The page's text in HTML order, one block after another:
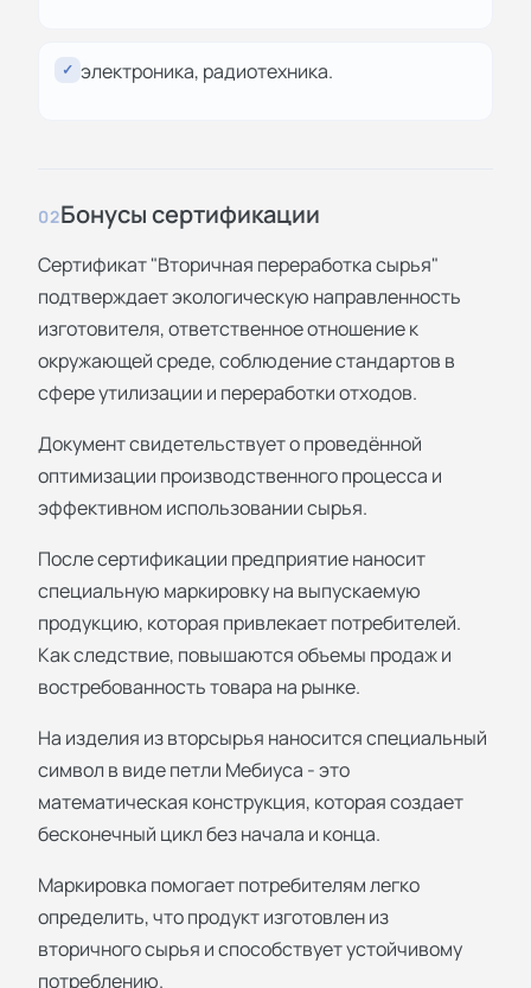
✓ электроника, радиотехника.
02Бонусы сертификации
Сертификат "Вторичная переработка сырья"
подтверждает экологическую направленность
изготовителя, ответственное отношение к
окружающей среде, соблюдение стандартов в
сфере утилизации и переработки отходов.
Документ свидетельствует о проведённой
оптимизации производственного процесса и
эффективном использовании сырья.
После сертификации предприятие наносит
специальную маркировку на выпускаемую
продукцию, которая привлекает потребителей.
Как следствие, повышаются объемы продаж и
востребованность товара на рынке.
На изделия из вторсырья наносится специальный
символ в виде петли Мебиуса - это
математическая конструкция, которая создает
бесконечный цикл без начала и конца.
Маркировка помогает потребителям легко
определить, что продукт изготовлен из
вторичного сырья и способствует устойчивому
потреблению.